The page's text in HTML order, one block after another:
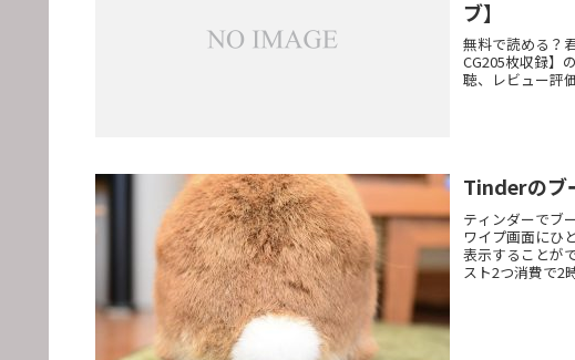
ブ】
無料で読める？
CG205枚収録】
聴、レビュー評
Tinderのブ
ティンダーでブ
ワイプ画面にひ
表示することが
スト2つ消費で2